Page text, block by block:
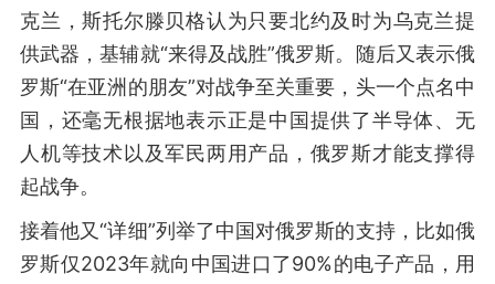
克兰，斯托尔滕贝格认为只要北约及时为乌克兰提
供武器，基辅就“来得及战胜”俄罗斯。随后又表示俄
罗斯“在亚洲的朋友”对战争至关重要，头一个点名中
国，还毫无根据地表示正是中国提供了半导体、无
人机等技术以及军民两用产品，俄罗斯才能支撑得
起战争。
接着他又“详细”列举了中国对俄罗斯的支持，比如俄
罗斯仅2023年就向中国进口了90%的电子产品，用